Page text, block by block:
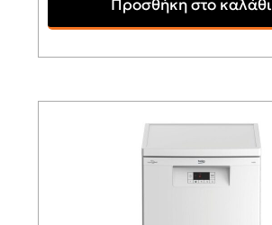
Προσθήκη στο καλάθι